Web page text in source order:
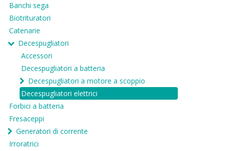
Banchi sega
Biotrituratori
Catenarie
Decespugliatori
Accessori
Decespugliatori a batteria
Decespugliatori a motore a scoppio
Decespugliatori elettrici
Forbici a batteria
Fresaceppi
Generatori di corrente
Irroratrici